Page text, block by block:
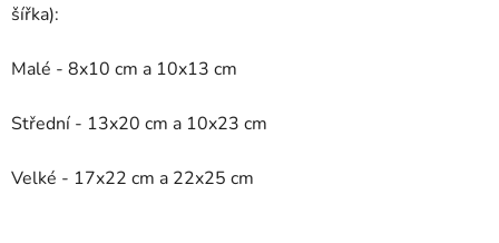
šířka):
Malé - 8x10 cm a 10x13 cm
Střední - 13x20 cm a 10x23 cm
Velké - 17x22 cm a 22x25 cm